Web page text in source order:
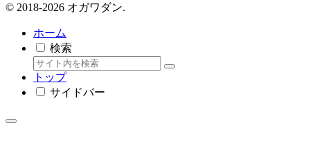
© 2018-2026 オガワダン.
ホーム
検索
トップ
サイドバー